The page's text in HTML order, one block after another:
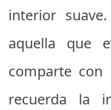
interior
aquella que
comparte
recuerda la